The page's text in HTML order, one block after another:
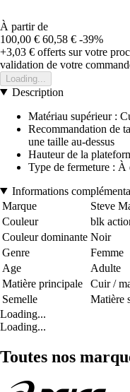
À partir de
100,00 € 60,58 € -39%
+3,03 € offerts sur votre
validation de votre
Loading...
Description
Matériau supérieur :
Recommandation de
une taille au-dessus
Hauteur de la
Type de fermeture : À
Informations
Marque
Steve
Couleur
blk
Couleur dominante Noir
Genre
Femme
Age
Adulte
Matière principale
Cuir /
Semelle
Matière
Loading...
Loading...
Toutes nos